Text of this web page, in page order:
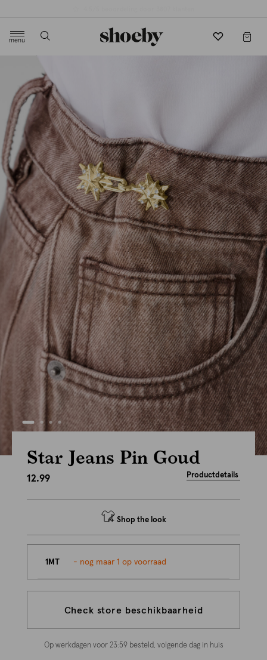
menu
Star Jeans Pin Goud
12.99 Productdetails
Shop the look
1MT - nog maar 1 op voorraad
Check store beschikbaarheid
Op werkdagen voor 23:59 besteld, volgende dag in huis